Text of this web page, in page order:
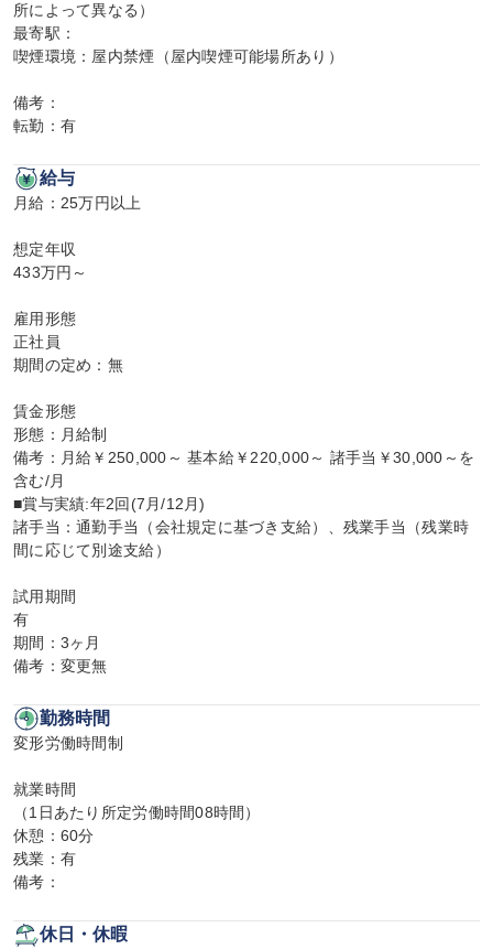
所によって異なる）
最寄駅：
喫煙環境：屋内禁煙（屋内喫煙可能場所あり）
備考：
転勤：有
給与
月給：25万円以上
想定年収
433万円～
雇用形態
正社員
期間の定め：無
賃金形態
形態：月給制
備考：月給￥250,000～ 基本給￥220,000～ 諸手当￥30,000～を
含む/月
■賞与実績:年2回(7月/12月)
諸手当：通勤手当（会社規定に基づき支給）、残業手当（残業時
間に応じて別途支給）
試用期間
有
期間：3ヶ月
備考：変更無
勤務時間
変形労働時間制
就業時間
（1日あたり所定労働時間08時間）
休憩：60分
残業：有
備考：
休日・休暇